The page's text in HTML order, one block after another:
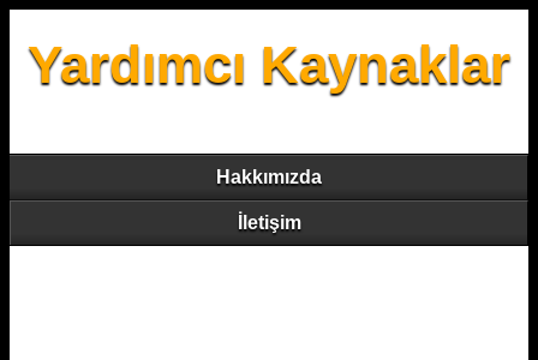
Yardımcı Kaynaklar
Hakkımızda
İletişim